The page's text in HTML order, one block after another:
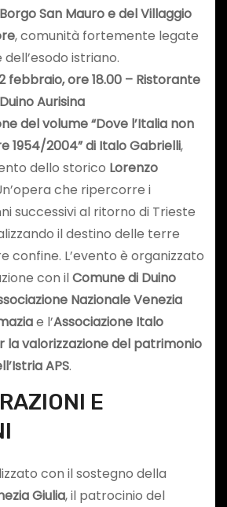
Borgo San Mauro e del Villaggio
, comunità fortemente legate
istriano.
febbraio, ore 18.00 – Ristorante
Aurisina
del volume “Dove l’Italia non
1954/2004” di Italo Gabrielli,
dello storico Lorenzo
che ripercorre i
successivi al ritorno di Trieste
il destino delle terre
confine. L’evento è organizzato
con ilComune di Duino
Nazionale Venezia
e l’Associazione Italo
la valorizzazione del patrimonio
APS.
E
con il sostegno della
Giulia, il patrocinio del